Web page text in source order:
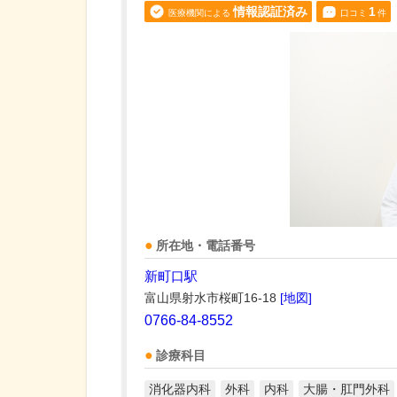
医療機関による 情報認証済み 口コミ 1件
所在地・電話番号
新町口駅
富山県射水市桜町16-18 [地図]
0766-84-8552
診療科目
消化器内科 外科 内科 大腸・肛門外科